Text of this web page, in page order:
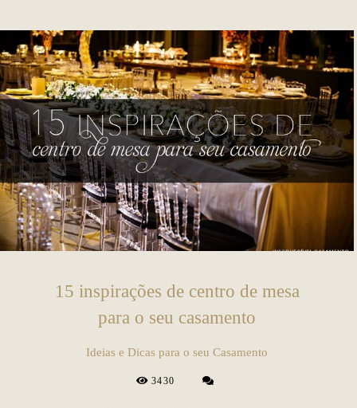
15 inspirações de centro de mesa
para o seu casamento
Ideias e Dicas para o seu Casamento
3430